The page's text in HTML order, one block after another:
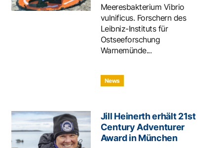
Meeresbakterium Vibrio
vulnificus. Forschern des
Leibniz-Instituts für
Ostseeforschung
Warnemünde...
News
Jill Heinerth erhält 21st
Century Adventurer
Award in München